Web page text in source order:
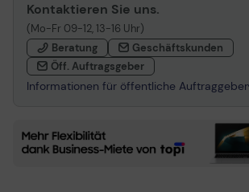
Kontaktieren Sie uns.
(Mo-Fr 09-12, 13-16 Uhr)
Beratung
Geschäftskunden
Öff. Auftragsgeber
Informationen für öffentliche Auftraggeber